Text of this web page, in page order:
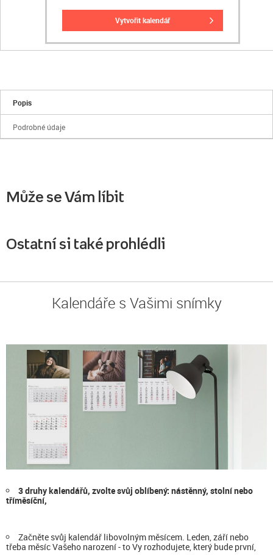
vytvořit kalendář
Popis
Podrobné údaje
Může se Vám líbit
Ostatní si také prohlédli
Kalendáře s Vašimi snímky
3 druhy kalendářů, zvolte svůj oblíbený: nástěnný, stolní nebo
tříměsíční,
Začněte svůj kalendář libovolným měsícem. Leden, září nebo
třeba měsíc Vašeho narození - to Vy rozhodujete, který bude první,